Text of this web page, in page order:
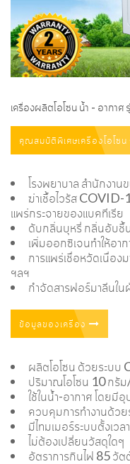
เครื่องผลิตโอโซน น้ำ - อากา
คุณสมบัติพิเศษเครื่องโอโซน
โรงพยาบาล สำนักงาน
ฆ่าเชื้อไวรัส COVID-
แพร่กระจายของแบคทีเรีย
ดับกลิ่นบุหรี่ กลิ่นอับชื้
เพิ่มออกซิเจนทำให้อ
การแพร่เชื่อหวัดเนื่องม
ฯลฯ
กำจัดสารฟอร์มาลีนใน
ข้อมูลของเครื่อง
ผลิตโอโซน ด้วยระบ
ปริมาณโอโซน 10 กรั
ใช้ในน้ำ-อากาศ โดย
ควบคุมการทำงานด้วย
มีไทมเมอร์ระบบตั้งเว
ไม่ต้องเปลี่ยนวัสดุใดๆ
อัตราการกินไฟ 85 วัต